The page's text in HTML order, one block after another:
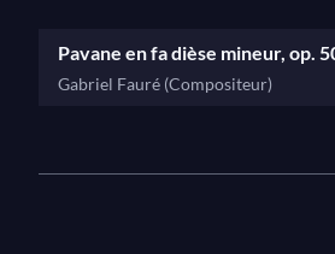
Pavane en fa dièse mineur, op.
Gabriel Fauré (Compositeur)